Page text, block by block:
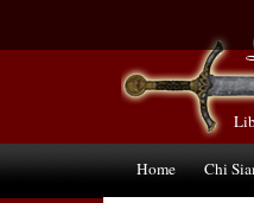
Home Chi